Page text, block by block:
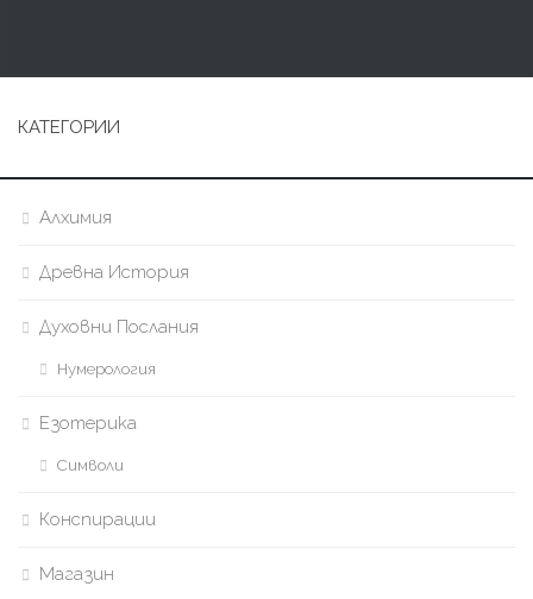
КАТЕГОРИИ
Алхимия
Древна История
Духовни Послания
Нумерология
Езотерика
Символи
Конспирации
Магазин